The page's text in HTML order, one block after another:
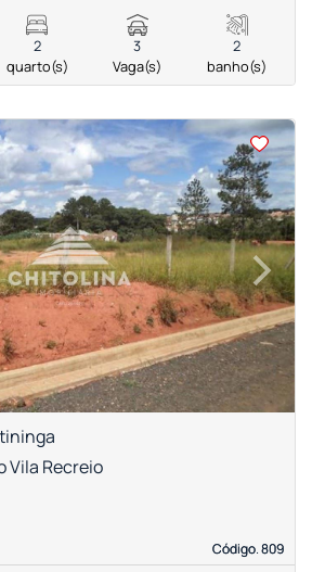
2
quarto(s)
3
Vaga(s)
2
banho(s)
›
Next
Código. 809
Código. 809
Vila Recreio